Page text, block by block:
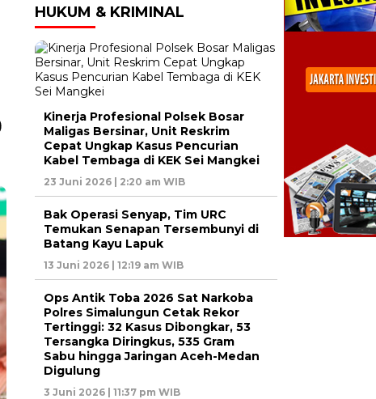
HUKUM & KRIMINAL
Kinerja Profesional Polsek Bosar
Maligas Bersinar, Unit Reskrim
Cepat Ungkap Kasus Pencurian
Kabel Tembaga di KEK Sei Mangkei
23 Juni 2026 | 2:20 am WIB
Bak Operasi Senyap, Tim URC
Temukan Senapan Tersembunyi di
Batang Kayu Lapuk
13 Juni 2026 | 12:19 am WIB
Ops Antik Toba 2026 Sat Narkoba
Polres Simalungun Cetak Rekor
Tertinggi: 32 Kasus Dibongkar, 53
Tersangka Diringkus, 535 Gram
Sabu hingga Jaringan Aceh-Medan
Digulung
3 Juni 2026 | 11:37 pm WIB